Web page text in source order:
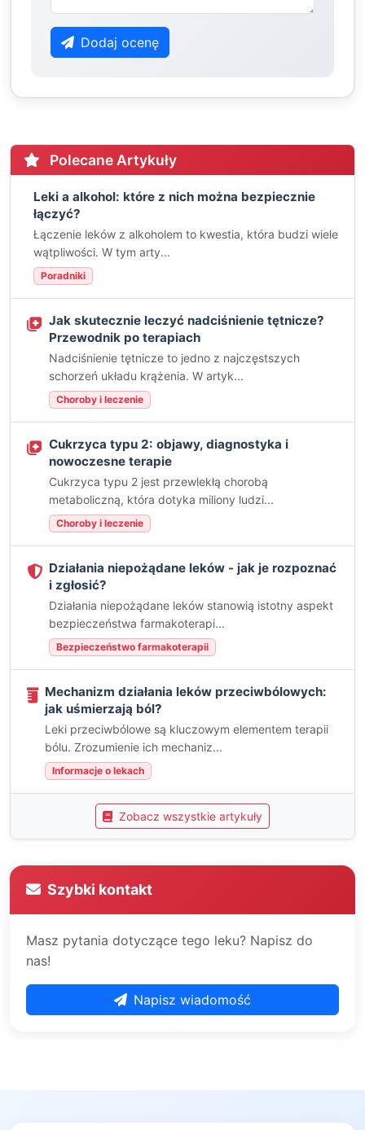
Dodaj ocenę
Polecane Artykuły
Leki a alkohol: które z nich można bezpiecznie
łączyć?
Łączenie leków z alkoholem to kwestia, która budzi wiele
wątpliwości. W tym arty...
Poradniki
Jak skutecznie leczyć nadciśnienie tętnicze?
Przewodnik po terapiach
Nadciśnienie tętnicze to jedno z najczęstszych
schorzeń układu krążenia. W artyk...
Choroby i leczenie
Cukrzyca typu 2: objawy, diagnostyka i
nowoczesne terapie
Cukrzyca typu 2 jest przewlekłą chorobą
metaboliczną, która dotyka miliony ludzi...
Choroby i leczenie
Działania niepożądane leków - jak je rozpoznać
i zgłosić?
Działania niepożądane leków stanowią istotny aspekt
bezpieczeństwa farmakoterapi...
Bezpieczeństwo farmakoterapii
Mechanizm działania leków przeciwbólowych:
jak uśmierzają ból?
Leki przeciwbólowe są kluczowym elementem terapii
bólu. Zrozumienie ich mechaniz...
Informacje o lekach
Zobacz wszystkie artykuły
Szybki kontakt
Masz pytania dotyczące tego leku? Napisz do
nas!
Napisz wiadomość